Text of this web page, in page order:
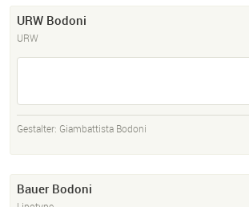
URW Bodoni
URW
Gestalter: Giambattista Bodoni
Bauer Bodoni